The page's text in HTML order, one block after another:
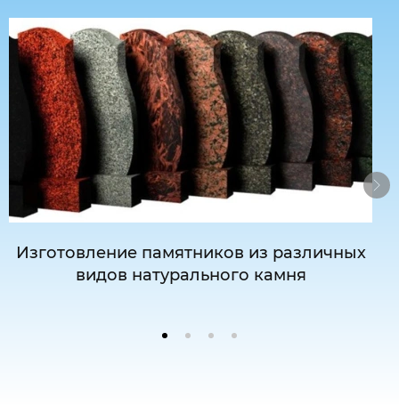
Изготовление памятников из различных
видов натурального камня